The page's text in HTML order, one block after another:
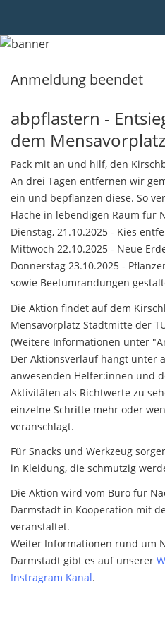
Anmeldung beendet
abpflastern -
dem Mensavorplatz
Pack mit an und hilf, den
An drei Tagen entfernen wir
ein und bepflanzen diese. So
Fläche in lebendigen Raum für
Dienstag, 21.10.2025 - Kies
Mittwoch 22.10.2025 - Neue
Donnerstag 23.10.2025 -
sowie Beetumrandungen
Die Aktion findet auf dem
Mensavorplatz Stadtmitte der
(Weitere Informationen unter
Der Aktionsverlauf hängt unter
anwesenden Helfer:innen und
Aktivitäten als Richtwerte zu
einzelne Schritte mehr oder
veranschlagt.
Für Snacks und Werkzeug
in Kleidung, die schmutzig
Die Aktion wird vom Büro für
Darmstadt in Kooperation mit
veranstaltet.
Weiter Informationen rund um
Darmstadt gibt es auf unserer
Instragram Kanal.